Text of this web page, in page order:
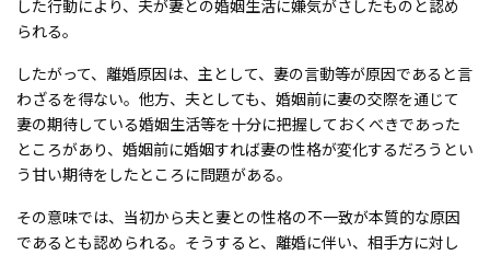
した行動により、夫が妻との婚姻生活に嫌気がさしたものと認め
られる。
したがって、離婚原因は、主として、妻の言動等が原因であると言
わざるを得ない。他方、夫としても、婚姻前に妻の交際を通じて
妻の期待している婚姻生活等を十分に把握しておくべきであった
ところがあり、婚姻前に婚姻すれば妻の性格が変化するだろうとい
う甘い期待をしたところに問題がある。
その意味では、当初から夫と妻との性格の不一致が本質的な原因
であるとも認められる。そうすると、離婚に伴い、相手方に対し